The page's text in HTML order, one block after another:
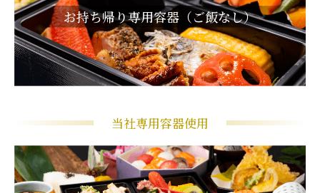
お持ち帰り専用容器（ご飯なし）
当社専用容器使用